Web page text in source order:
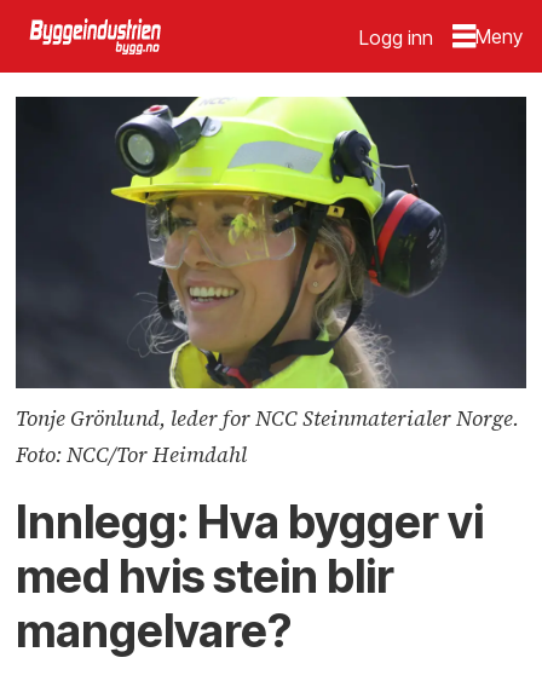
Logg inn
Tonje Grönlund, leder for NCC Steinmaterialer Norge.
Foto: NCC/Tor Heimdahl
Innlegg: Hva bygger vi
med hvis stein blir
mangelvare?